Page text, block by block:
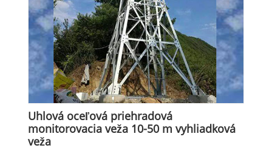
Uhlová oceľová priehradová
monitorovacia veža 10-50 m vyhliadková
veža